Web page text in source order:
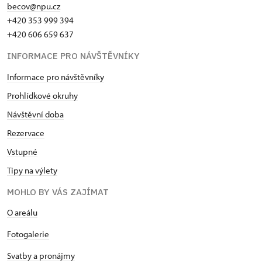
becov@npu.cz
+420 353 999 394
+420 606 659 637
INFORMACE PRO NÁVŠTĚVNÍKY
Informace pro návštěvníky
Prohlídkové okruhy
Návštěvní doba
Rezervace
Vstupné
Tipy na výlety
MOHLO BY VÁS ZAJÍMAT
O areálu
Fotogalerie
Svatby a pronájmy